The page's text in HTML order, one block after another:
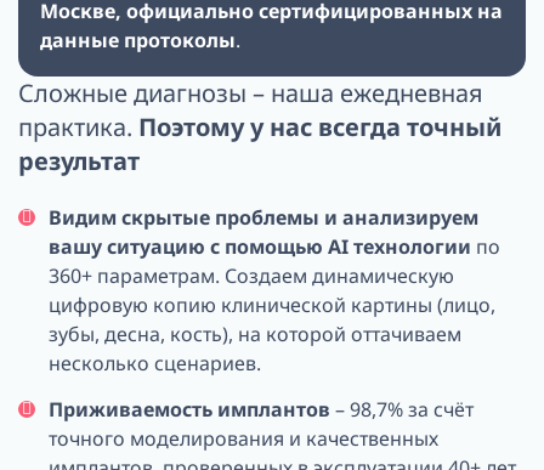
Москве, официально сертифицированных на
данные протоколы.
Сложные диагнозы – наша ежедневная
практика. Поэтому у нас всегда точный
результат
Видим скрытые проблемы и анализируем
вашу ситуацию с помощью AI технологии по
360+ параметрам. Создаем динамическую
цифровую копию клинической картины (лицо,
зубы, десна, кость), на которой оттачиваем
несколько сценариев.
Приживаемость имплантов – 98,7% за счёт
точного моделирования и качественных